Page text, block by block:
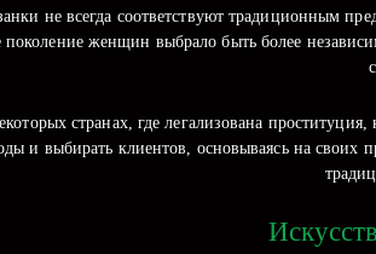
не всегда соответствуют традиционным
женщин выбрало быть более
странах, где легализована
и выбирать клиентов, основываясь на своих